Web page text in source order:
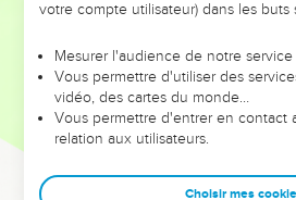
leur foi ou leur vision. Mais on voit
et les saisons difficiles qu'ils ont
sont elles qui les ont
Dans cette conférence, leaders,
clés pour avancer avec plus de
votre compte utilisateur) dans les buts
Mesurer l'audience de notre service
Vous permettre d'utiliser des
vidéo, des cartes du monde…
Vous permettre d'entrer en contact
relation aux utilisateurs.
Choisir mes